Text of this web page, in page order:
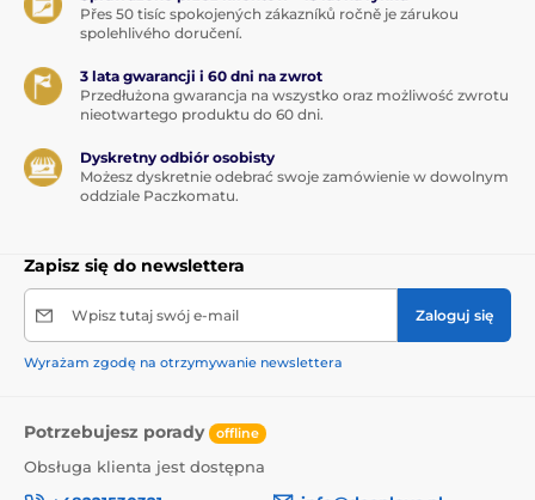
Přes 50 tisíc spokojených zákazníků ročně je zárukou
spolehlivého doručení.
3 lata gwarancji i 60 dni na zwrot
Przedłużona gwarancja na wszystko oraz możliwość zwrotu
nieotwartego produktu do 60 dni.
Dyskretny odbiór osobisty
Możesz dyskretnie odebrać swoje zamówienie w dowolnym
oddziale Paczkomatu.
Zapisz się do newslettera
Wpisz tutaj swój e-mail Zaloguj się
Wyrażam zgodę na otrzymywanie newslettera
Potrzebujesz porady offline
Obsługa klienta jest dostępna